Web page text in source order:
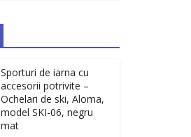
Sporturi de iarna cu
accesorii potrivite –
Ochelari de ski, Aloma,
model SKI-06, negru
mat